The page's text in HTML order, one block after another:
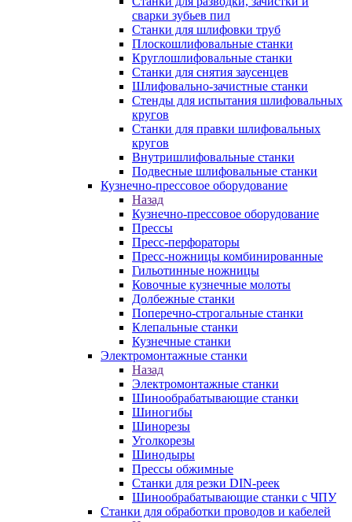
сварки зубьев пил
Станки для шлифовки труб
Плоскошлифовальные станки
Круглошлифовальные станки
Станки для снятия заусенцев
Шлифовально-зачистные станки
Стенды для испытания шлифовальных
кругов
Станки для правки шлифовальных
кругов
Внутришлифовальные станки
Подвесные шлифовальные станки
Кузнечно-прессовое оборудование
Назад
Кузнечно-прессовое оборудование
Прессы
Пресс-перфораторы
Пресс-ножницы комбинированные
Гильотинные ножницы
Ковочные кузнечные молоты
Долбежные станки
Поперечно-строгальные станки
Клепальные станки
Кузнечные станки
Электромонтажные станки
Назад
Электромонтажные станки
Шинообрабатывающие станки
Шиногибы
Шинорезы
Уголкорезы
Шинодыры
Прессы обжимные
Станки для резки DIN-реек
Шинообрабатывающие станки с ЧПУ
Станки для обработки проводов и кабелей